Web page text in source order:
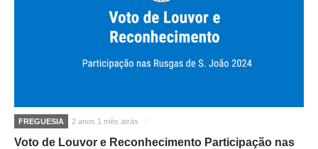
FREGUESIA 2 anos 1 mês atrás
Voto de Louvor e Reconhecimento Participação nas